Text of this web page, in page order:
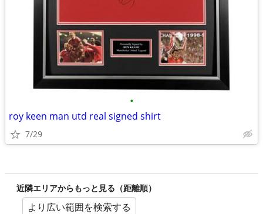
•
roy keen man utd real signed shirt
7/29
近隣エリアからもっと見る（距離順）
より広い範囲を検索する